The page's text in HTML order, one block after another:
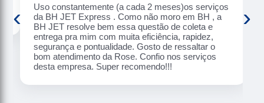
Uso constantemente (a cada 2 meses)os serviços
da BH JET Express . Como não moro em BH , a
BH JET resolve bem essa questão de coleta e
entrega pra mim com muita eficiência, rapidez,
segurança e pontualidade. Gosto de ressaltar o
bom atendimento da Rose. Confio nos serviços
desta empresa. Super recomendo!!!
‹ ›